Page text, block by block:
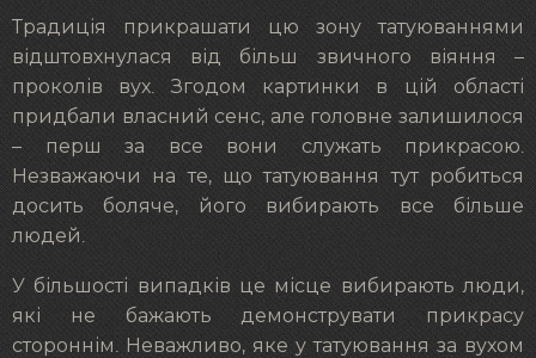
Традиція прикрашати цю зону татуюваннями
відштовхнулася від більш звичного віяння –
проколів вух. Згодом картинки в цій області
придбали власний сенс, але головне залишилося
– перш за все вони служать прикрасою.
Незважаючи на те, що татуювання тут робиться
досить боляче, його вибирають все більше
людей.
У більшості випадків це місце вибирають люди,
які не бажають демонструвати прикрасу
стороннім. Неважливо, яке у татуювання за вухом